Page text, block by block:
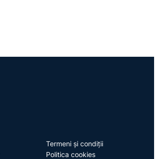
Termeni și condiții
Politica cookies